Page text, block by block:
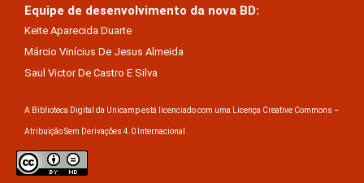
Equipe de desenvolvimento da nova BD:
Keite Aparecida Duarte
Márcio Vinícius De Jesus Almeida
Saul Victor De Castro E Silva
A Biblioteca Digital da Unicamp está licenciado com uma Licença Creative Commons –
Atribuição Sem Derivações 4.0 Internacional